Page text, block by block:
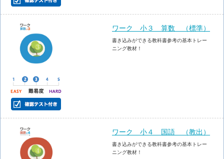
ワーク 小３ 算数 （標準）
書き込みができる教科書参考の基本トレー
ニング教材！
ワーク 小４ 国語 （教出）
書き込みができる教科書参考の基本トレー
ニング教材！